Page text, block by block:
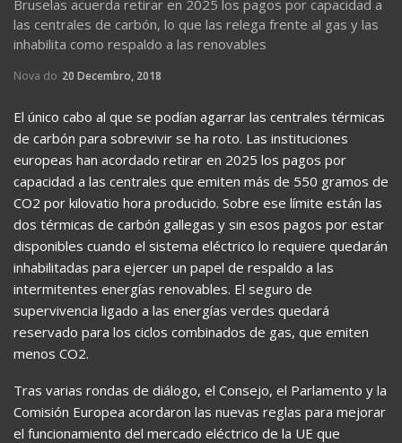
Bruselas acuerda retirar en 2025 los pagos por capacidad a
las centrales de carbón, lo que las relega frente al gas y las
inhabilita como respaldo a las renovables
Nova do 20 Decembro, 2018
El único cabo al que se podían agarrar las centrales térmicas
de carbón para sobrevivir se ha roto. Las instituciones
europeas han acordado retirar en 2025 los pagos por
capacidad a las centrales que emiten más de 550 gramos de
CO2 por kilovatio hora producido. Sobre ese límite están las
dos térmicas de carbón gallegas y sin esos pagos por estar
disponibles cuando el sistema eléctrico lo requiere quedarán
inhabilitadas para ejercer un papel de respaldo a las
intermitentes energías renovables. El seguro de
supervivencia ligado a las energías verdes quedará
reservado para los ciclos combinados de gas, que emiten
menos CO2.
Tras varias rondas de diálogo, el Consejo, el Parlamento y la
Comisión Europea acordaron las nuevas reglas para mejorar
el funcionamiento del mercado eléctrico de la UE que